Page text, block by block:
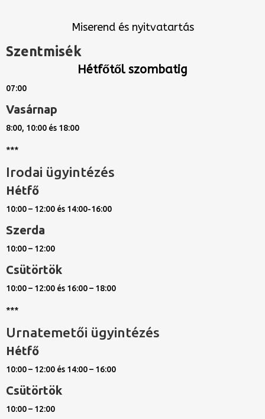
Miserend és nyitvatartás
Szentmisék
Hétfőtől szombatig
07:00
Vasárnap
8:00, 10:00 és 18:00
***
Irodai ügyintézés
Hétfő
10:00 – 12:00 és 14:00-16:00
Szerda
10:00 – 12:00
Csütörtök
10:00 – 12:00 és 16:00 – 18:00
***
Urnatemetői ügyintézés
Hétfő
10:00 – 12:00 és 14:00 – 16:00
Csütörtök
10:00 – 12:00